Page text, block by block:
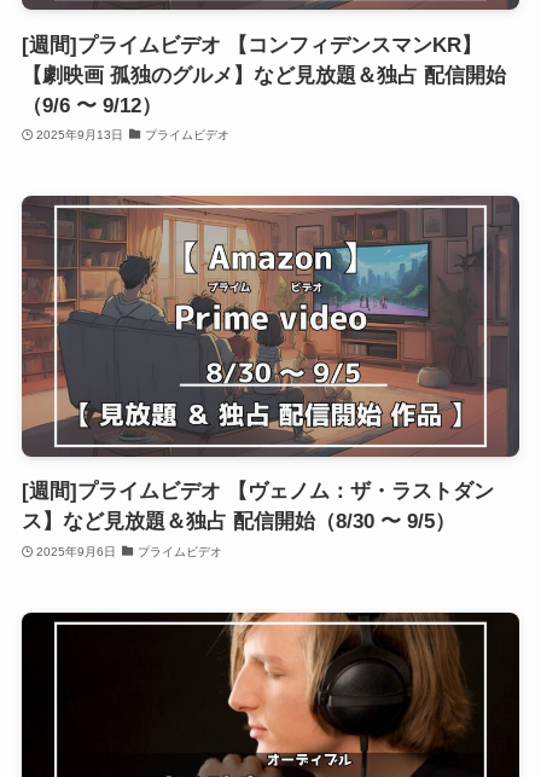
[週間]プライムビデオ 【コンフィデンスマンKR】
【劇映画 孤独のグルメ】など見放題＆独占 配信開始
（9/6 〜 9/12）
2025年9月13日 プライムビデオ
[週間]プライムビデオ 【ヴェノム：ザ・ラストダン
ス】など見放題＆独占 配信開始（8/30 〜 9/5）
2025年9月6日 プライムビデオ